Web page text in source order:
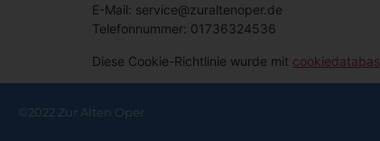
E-Mail: service@zuraltenoper.de
Telefonnummer: 01736324536
Diese Cookie-Richtlinie wurde mit
©2022 Zur Alten Oper